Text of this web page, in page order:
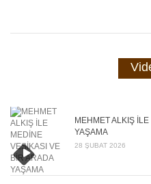
MEHMET ALKIŞ
YAŞAMA
28 ŞUBAT 2026